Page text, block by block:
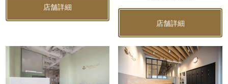
店舗詳細
店舗詳細